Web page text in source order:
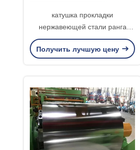
катушка прокладки
нержавеющей стали ранга
316Л, крен нержавеющей стали
утверждения ЭН АСТМ ДЖИС
Получить лучшую цену